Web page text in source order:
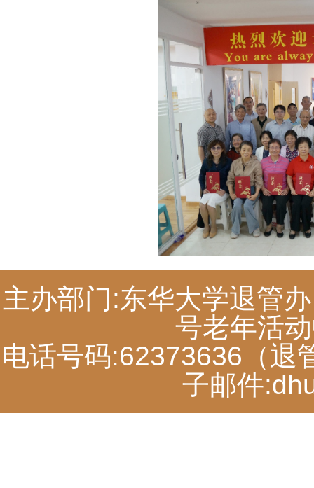
主办部门:东华大学退管
号老年活
电话号码:62373636（退
子邮件